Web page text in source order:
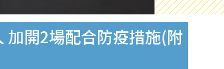
開2場配合防疫措施(附